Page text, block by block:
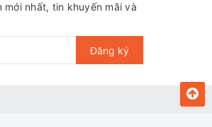
mới nhất, tin khuyến mãi và
Đăng ký